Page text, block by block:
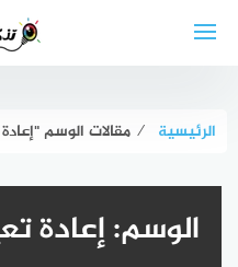
الرئيسية ⁄ مقالات الوسم
الوسم:إعادة